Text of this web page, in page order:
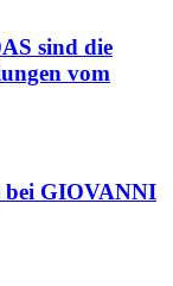
sind die
vom
GIOVANNI